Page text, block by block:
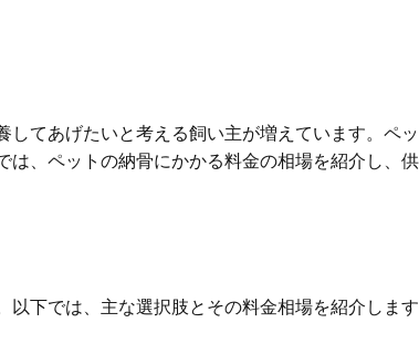
てあげたいと考える飼い主が増えています。ペ
、ペットの納骨にかかる料金の相場を紹介し、
下では、主な選択肢とその料金相場を紹介しま